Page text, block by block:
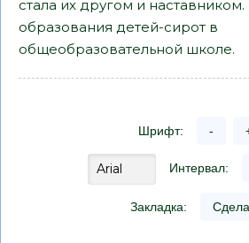
стала их другом и
образования детей-сирот в
общеобразовательной школе.
Шрифт: -
Интервал:
Закладка: